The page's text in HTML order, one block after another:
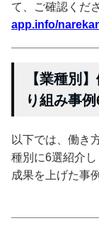
て、ご確認くだ
app.info/
【業種別
り組み事
以下では、働き
種別に6選紹介
成果を上げた事